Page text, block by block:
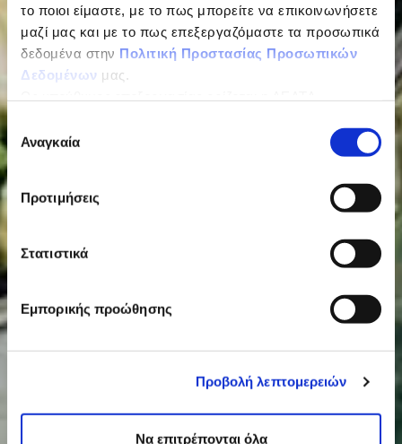
το ποιοι είμαστε, με το πως μπορείτε να επικοινωνήσετε
μαζί μας και με το πως επεξεργαζόμαστε τα προσωπικά
δεδομένα στην Πολιτική Προστασίας Προσωπικών
Δεδομένων μας.
Επιλογή
συγκατάθεσης
Αναγκαία
Προτιμήσεις
Στατιστικά
Εμπορικής προώθησης
Προβολή λεπτομερειών
Να επιτρέπονται όλα